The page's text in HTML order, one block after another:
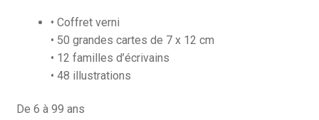
• Coffret verni
• 50 grandes cartes de 7 x 12 cm
• 12 familles d’écrivains
• 48 illustrations
De 6 à 99 ans